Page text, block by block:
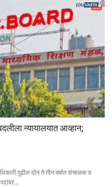
न्यायालयात आव्हान;
पुढील दोन ते तीन वर्षात संचालक व